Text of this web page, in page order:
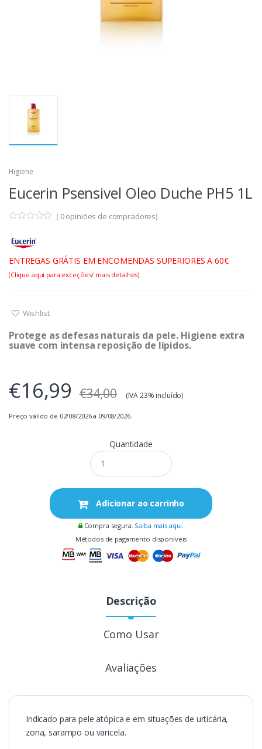
Higiene
Eucerin Psensivel Oleo Duche PH5 1L
( 0opiniões de compradores)
ENTREGAS GRÁTIS EM ENCOMENDAS SUPERIORES A 60€
(Clique aqui para exceções/ mais detalhes)
Wishlist
Protege as defesas naturais da pele. Higiene extra
suave com intensa reposição de lípidos.
€16,99 €34,00 (IVA 23% incluído)
Preço válido de 02/08/2026 a 09/08/2026.
Quantidade
Adicionar ao carrinho
Compra segura. Saiba mais aqui.
Métodos de pagamento disponíveis
Descrição
Como Usar
Avaliações
Indicado para pele atópica e em situações de urticária,
zona, sarampo ou varicela.